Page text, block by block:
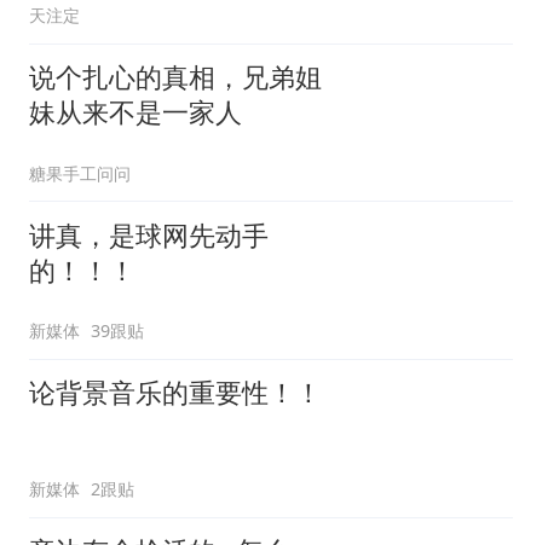
天注定
说个扎心的真相，兄弟姐
妹从来不是一家人
糖果手工问问
讲真，是球网先动手
的！！！
新媒体 39跟贴
论背景音乐的重要性！！
新媒体 2跟贴